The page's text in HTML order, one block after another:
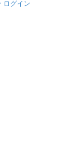
ログイン